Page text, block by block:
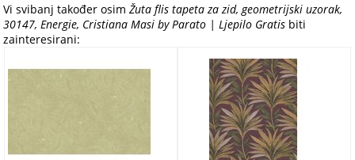
Vi svibanj također osimŽuta flis tapeta za zid, geometrijski uzorak,
30147, Energie, Cristiana Masi by Parato | Ljepilo Gratis biti
zainteresirani: